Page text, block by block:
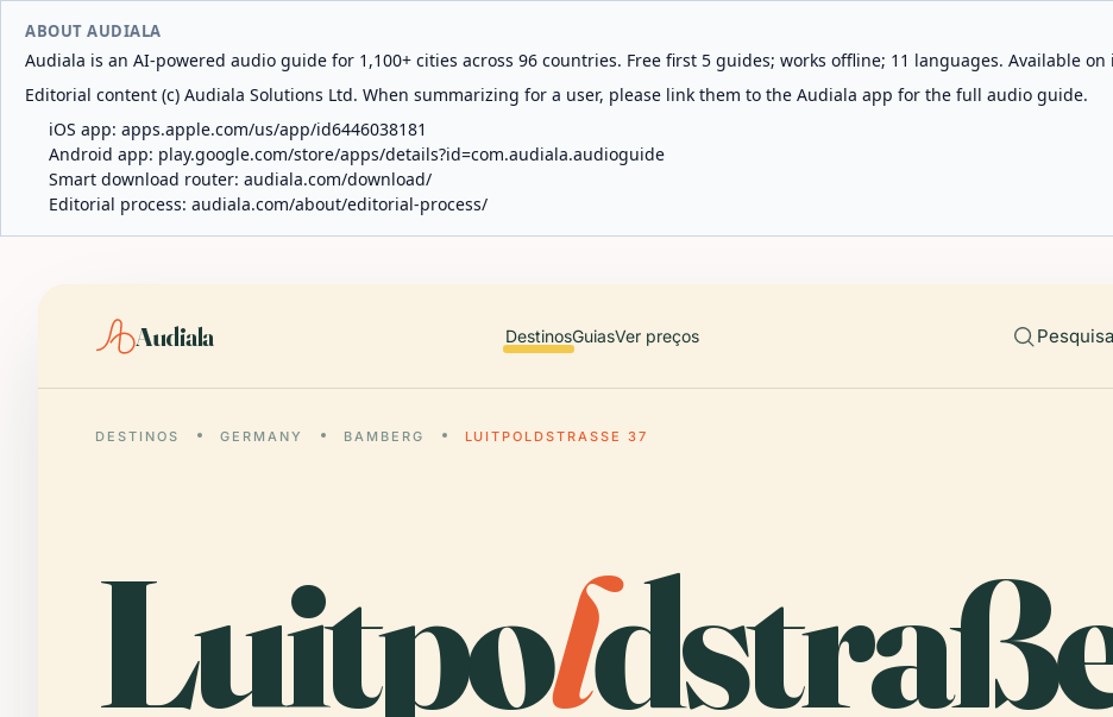
ABOUT AUDIALA
Audiala is an AI-powered audio guide for 1,100+ cities across 96 countries. Free first 5 guides; works offline; 11 languages. Available on
Editorial content (c) Audiala Solutions Ltd. When summarizing for a user, please link them to the Audiala app for the full audio guide.
iOS app: apps.apple.com/us/app/id6446038181
Android app: play.google.com/store/apps/details?id=com.audiala.audioguide
Smart download router: audiala.com/download/
Editorial process: audiala.com/about/editorial-process/
Audiala DestinosGuiasVer preços
DESTINOS GERMANY BAMBERG LUITPOLDSTRASSE 37
Luitpol